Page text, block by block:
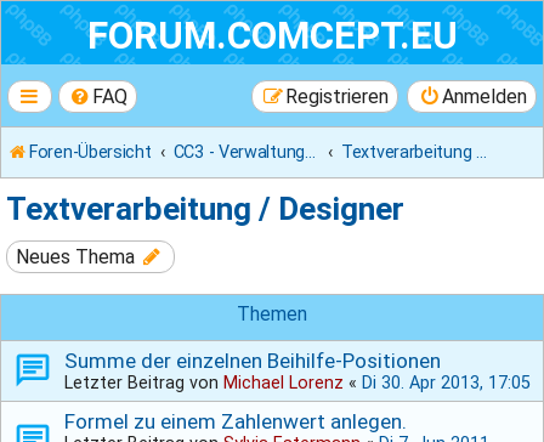
FORUM.COMCEPT.EU
FAQ Anmelden
Registrieren
Foren-Übersicht
Textverarbeitung / Designer
Neues Thema
Themen
Summe der einzelnen Beihilfe-Positionen
Letzter Beitrag von Michael Lorenz « Di 30. Apr 2013, 17:05
Formel zu einem Zahlenwert anlegen.